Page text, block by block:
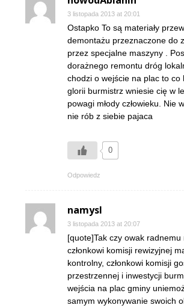
3 listopada 2013 at 20:01
Ostapko To są materiały
demontażu przeznaczone do
przez specjalne maszyny .
dorażnego remontu dróg
chodzi o wejście na plac to co
glorii burmistrz wniesie cię w
powagi młody człowieku. Nie
nie rób z siebie pajaca
0
Odpowiedz
namysl
3 listopada 2013 at 20:07
[quote]Tak czy owak radnemu
członkowi komisji rewizyjnej
kontrolny, członkowi komisji
przestrzennej i inwestycji
wejścia na plac gminy
samym wykonywanie swoich